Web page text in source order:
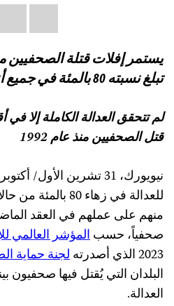
يستمر إفلات قتلة الصحفيين
تبلغ نسبته 80 بالمئة في جميع أنحاء العالم
قتل الصحفيين منذ عام 1992
للعدالة في زهاء
صحفياً، حسبالمؤشر العالمي
2023 الذي أصدرته
لجنة حماية
البلدان التي يُقتل فيها صحفيون
العدالة.